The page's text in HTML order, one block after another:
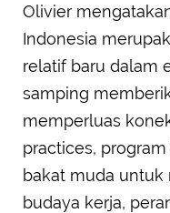
Olivier
Indonesia
relatif baru dalam
samping
memperluas
practices,
bakat muda
budaya kerja,